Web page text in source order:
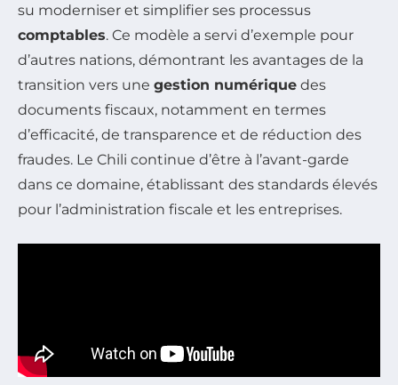
su moderniser et simplifier ses processus
comptables. Ce modèle a servi d’exemple pour
d’autres nations, démontrant les avantages de la
transition vers une gestion numérique des
documents fiscaux, notamment en termes
d’efficacité, de transparence et de réduction des
fraudes. Le Chili continue d’être à l’avant-garde
dans ce domaine, établissant des standards élevés
pour l’administration fiscale et les entreprises.